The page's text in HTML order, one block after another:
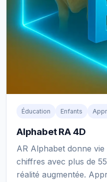
Éducation Enfants
Alphabet RA 4D
AR Alphabet donne
chiffres avec plus de
réalité augmentée.